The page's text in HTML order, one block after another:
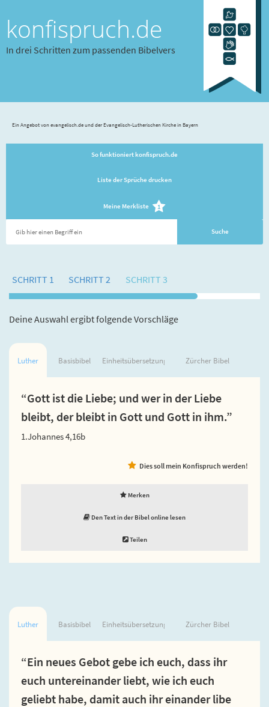
konfispruch.de
In drei Schritten zum passenden Bibelvers
Ein Angebot von evangelisch.de und der Evangelisch-Lutherischen Kirche in Bayern
So funktioniert konfispruch.de
Liste der Sprüche drucken
Meine Merkliste 1
SCHRITT 1 SCHRITT 2 SCHRITT 3
Deine Auswahl ergibt folgende Vorschläge
Luther Basisbibel Einheitsübersetzung Zürcher Bibel
“Gott ist die Liebe; und wer in der Liebe
bleibt, der bleibt in Gott und Gott in ihm.”
1.Johannes 4,16b
Dies soll mein Konfispruch werden!
Merken
Den Text in der Bibel online lesen
Teilen
Luther Basisbibel Einheitsübersetzung Zürcher Bibel
“Ein neues Gebot gebe ich euch, dass ihr
euch untereinander liebt, wie ich euch
geliebt habe, damit auch ihr einander libe